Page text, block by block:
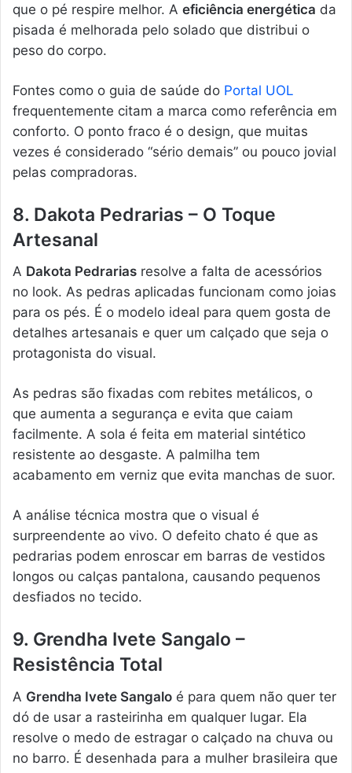
que o pé respire melhor. A eficiência energética da
pisada é melhorada pelo solado que distribui o
peso do corpo.
Fontes como o guia de saúde do Portal UOL
frequentemente citam a marca como referência em
conforto. O ponto fraco é o design, que muitas
vezes é considerado “sério demais” ou pouco jovial
pelas compradoras.
8. Dakota Pedrarias – O Toque
Artesanal
A Dakota Pedrarias resolve a falta de acessórios
no look. As pedras aplicadas funcionam como joias
para os pés. É o modelo ideal para quem gosta de
detalhes artesanais e quer um calçado que seja o
protagonista do visual.
As pedras são fixadas com rebites metálicos, o
que aumenta a segurança e evita que caiam
facilmente. A sola é feita em material sintético
resistente ao desgaste. A palmilha tem
acabamento em verniz que evita manchas de suor.
A análise técnica mostra que o visual é
surpreendente ao vivo. O defeito chato é que as
pedrarias podem enroscar em barras de vestidos
longos ou calças pantalona, causando pequenos
desfiados no tecido.
9. Grendha Ivete Sangalo –
Resistência Total
A Grendha Ivete Sangalo é para quem não quer ter
dó de usar a rasteirinha em qualquer lugar. Ela
resolve o medo de estragar o calçado na chuva ou
no barro. É desenhada para a mulher brasileira que